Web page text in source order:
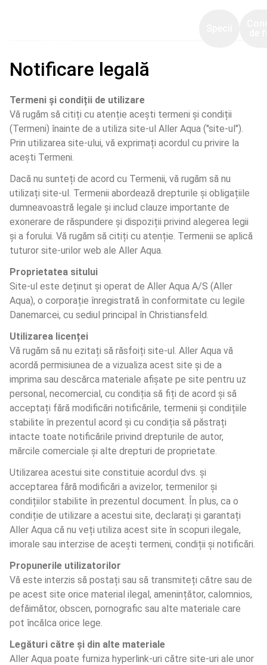
Notificare legală
Termeni și condiții de utilizare
Vă rugăm să citiți cu atenție acești termeni și condiții
(Termeni) înainte de a utiliza site-ul Aller Aqua ("site-ul").
Prin utilizarea site-ului, vă exprimați acordul cu privire la
acești Termeni.
Dacă nu sunteți de acord cu Termenii, vă rugăm să nu
utilizați site-ul. Termenii abordează drepturile și obligațiile
dumneavoastră legale și includ clauze importante de
exonerare de răspundere și dispoziții privind alegerea legii
și a forului. Vă rugăm să citiți cu atenție. Termenii se aplică
tuturor site-urilor web ale Aller Aqua.
Proprietatea sitului
Site-ul este deținut și operat de Aller Aqua A/S (Aller
Aqua), o corporație înregistrată în conformitate cu legile
Danemarcei, cu sediul principal în Christiansfeld.
Utilizarea licenței
Vă rugăm să nu ezitați să răsfoiți site-ul. Aller Aqua vă
acordă permisiunea de a vizualiza acest site și de a
imprima sau descărca materiale afișate pe site pentru uz
personal, necomercial, cu condiția să fiți de acord și să
acceptați fără modificări notificările, termenii și condițiile
stabilite în prezentul acord și cu condiția să păstrați
intacte toate notificările privind drepturile de autor,
mărcile comerciale și alte drepturi de proprietate.
Utilizarea acestui site constituie acordul dvs. și
acceptarea fără modificări a avizelor, termenilor și
condițiilor stabilite în prezentul document. În plus, ca o
condiție de utilizare a acestui site, declarați și garantați
Aller Aqua că nu veți utiliza acest site în scopuri ilegale,
imorale sau interzise de acești termeni, condiții și notificări.
Propunerile utilizatorilor
Vă este interzis să postați sau să transmiteți către sau de
pe acest site orice material ilegal, amenințător, calomnios,
defăimător, obscen, pornografic sau alte materiale care
pot încălca orice lege.
Legături către și din alte materiale
Aller Aqua poate furniza hyperlink-uri către site-uri ale unor